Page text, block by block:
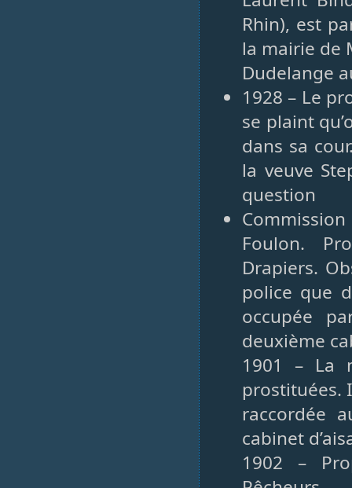
Rhin), est
la mairie de
Dudelange
1928 – Le
se plaint
dans sa
la veuve
question
Foulon.
Drapiers.
police que
occupée
deuxième
1901 – La
prostituées.
raccordée
cabinet
1902 –